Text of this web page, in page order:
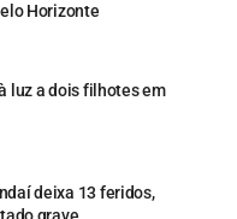
Horizonte
luz a dois filhotes em
deixa 13 feridos,